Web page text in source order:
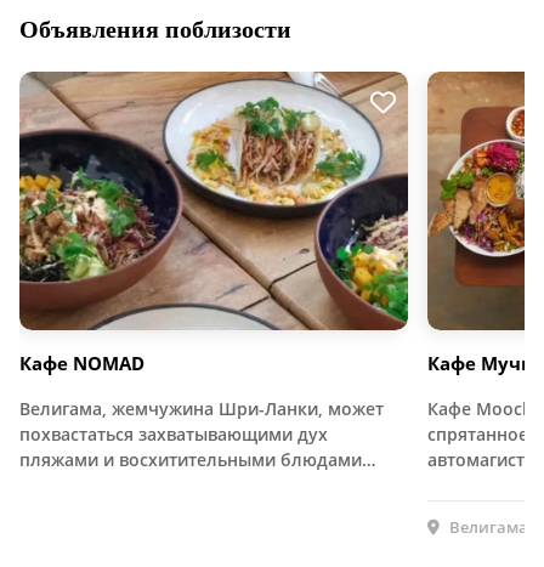
Объявления поблизости
Кафе NOMAD
Велигама, жемчужина Шри-Ланки, может
похвастаться захватывающими дух
пляжами и восхитительными блюдами…
Кафе Мучи
Кафе
спрятанное
Велигама,